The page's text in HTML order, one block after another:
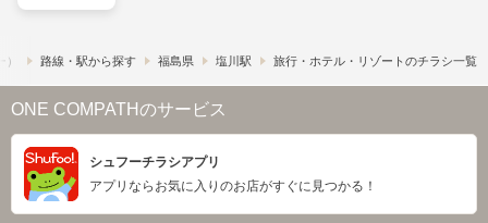
路線・駅から探す 福島県 塩川駅 旅行・ホテル・リゾートのチラシ一覧
ONE COMPATHのサービス
シュフーチラシアプリ
アプリならお気に入りのお店がすぐに見つかる！